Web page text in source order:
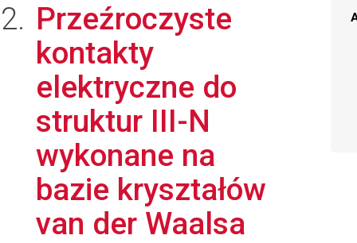
Przeźroczyste
kontakty
elektryczne do
struktur III-N
wykonane na
bazie kryształów
van der Waalsa